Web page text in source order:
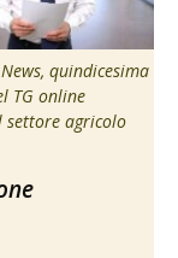
quindicesima
TG online
settore agricolo